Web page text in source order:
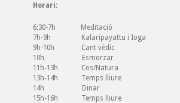
Horari:
6:30-7h Meditació
7h-9h Kalaripayattu i Ioga
9h-10h Cant vèdic
10h Esmorzar
11h-13h Cos/Natura
13h-14h Temps lliure
14h Dinar
15h-16h Temps lliure